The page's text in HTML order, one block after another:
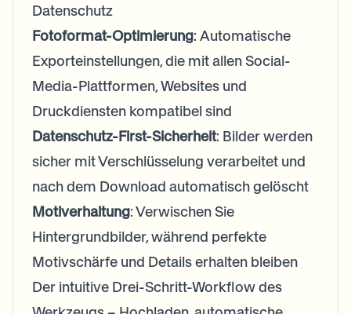
Datenschutz
Fotoformat-Optimierung: Automatische
Exporteinstellungen, die mit allen Social-
Media-Plattformen, Websites und
Druckdiensten kompatibel sind
Datenschutz-First-Sicherheit: Bilder werden
sicher mit Verschlüsselung verarbeitet und
nach dem Download automatisch gelöscht
Motiverhaltung: Verwischen Sie
Hintergrundbilder, während perfekte
Motivschärfe und Details erhalten bleiben
Der intuitive Drei-Schritt-Workflow des